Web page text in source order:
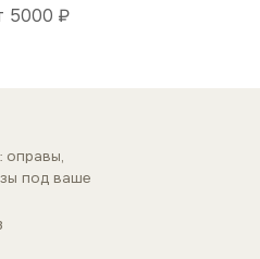
5000 ₽
оправы,
под ваше